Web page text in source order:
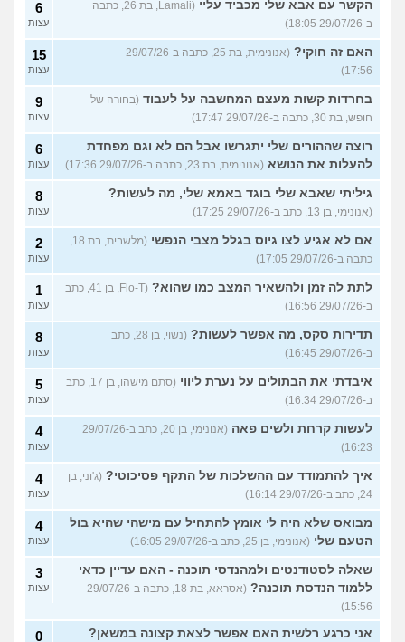
הקשר עם אבא שלי מכביד עליי
(Lamali, בת 26, כתבה
ב-29/07/26 18:05)
6
עצות
האם זה חוקי?
(אנונימית, בת 25, כתבה ב-29/07/26
17:56)
15
עצות
בחרדות קשות מעצם המחשבה על לעבוד (בחורה של
חופש, בת 30, כתבה ב-29/07/26 17:47)
9
עצות
רוצה שההורים שלי יתגרשו אבל הם לא וגם מפחדת
להעלות את הנושא (אנונימית, בת 23, כתבה ב-29/07/26 17:36)
6
עצות
גיליתי שאבא שלי בוגד באמא שלי, מה לעשות?
(אנונימי, בן 13, כתב ב-29/07/26 17:25)
8
עצות
אם לא אגיע לצו גיוס בגלל מצבי הנפשי
(מלשבית, בת 18,
כתבה ב-29/07/26 17:05)
2
עצות
לתת לה זמן ולהשאיר המצב כמו שהוא?
(Flo-T, בן 41, כתב
ב-29/07/26 16:56)
1
עצות
תדירות סקס, מה אפשר לעשות?
(נשוי, בן 28, כתב
ב-29/07/26 16:45)
8
עצות
איבדתי את הבתולים על נערת ליווי
(סתם מישהו, בן 17, כתב
ב-29/07/26 16:34)
5
עצות
לעשות קרחת ולשים פאה
(אנונימי, בן 20, כתב ב-29/07/26
16:23)
4
עצות
איך להתמודד עם ההשלכות של התקף פסיכוטי? (ג'וני, בן
24, כתב ב-29/07/26 16:14)
4
עצות
מבואס שלא היה לי אומץ להתחיל עם מישהי שהיא בול
הטעם שלי (אנונימי, בן 25, כתב ב-29/07/26 16:05)
4
עצות
שאלה לסטודנטים ולמהנדסי תוכנה - האם עדיין כדאי
ללמוד הנדסת תוכנה?
(אסראא, בת 18, כתבה ב-29/07/26
15:56)
3
עצות
אני כרגע רלשית האם אפשר לצאת קצונה במשאן? 0